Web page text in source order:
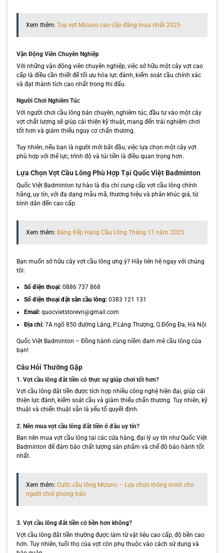
Xem thêm: Top vợt Mizuno cao cấp đáng mua nhất 2025
Vận Động Viên Chuyên Nghiệp
Với những vận động viên chuyên nghiệp, việc sở hữu một cây vợt cao
cấp là điều cần thiết để tối ưu hóa lực đánh, kiểm soát cầu chính xác
và đạt thành tích cao nhất trong thi đấu.
Người Chơi Nghiêm Túc
Với người chơi cầu lông bán chuyên, nghiêm túc, đầu tư vào một cây
vợt chất lượng sẽ giúp cải thiện kỹ thuật, mang đến trải nghiệm chơi
tốt hơn và giảm thiểu nguy cơ chấn thương.
Tuy nhiên, nếu bạn là người mới bắt đầu, việc lựa chọn một cây vợt
phù hợp với thể lực, trình độ và túi tiền là điều quan trọng hơn.
Lựa Chọn Vợt Cầu Lông Phù Hợp Tại Quốc Việt Badminton
Quốc Việt Badminton tự hào là địa chỉ cung cấp vợt cầu lông chính
hãng, uy tín, với đa dạng mẫu mã, thương hiệu và phân khúc giá, từ
bình dân đến cao cấp.
Xem thêm: Bảng Xếp Hạng Cầu Lông Tháng 11 năm 2025
Bạn muốn sở hữu cây vợt cầu lông ưng ý? Hãy liên hệ ngay với chúng
tôi:
Số điện thoại:0886 737 868
Số điện thoại đặt sân cầu lông:0383 121 131
Email:quocvietstorevn@gmail.com
Địa chỉ:7A ngõ 850 đường Láng, P.Láng Thượng, Q.Đống Đa, Hà Nội
Quốc Việt Badminton – Đồng hành cùng niềm đam mê cầu lông của
bạn!
Câu Hỏi Thường Gặp
1. Vợt cầu lông đắt tiền có thực sự giúp chơi tốt hơn?
Vợt cầu lông đắt tiền được tích hợp nhiều công nghệ hiện đại, giúp cải
thiện lực đánh, kiểm soát cầu và giảm thiểu chấn thương. Tuy nhiên, kỹ
thuật và chiến thuật vẫn là yếu tố quyết định.
2. Nên mua vợt cầu lông đắt tiền ở đâu uy tín?
Bạn nên mua vợt cầu lông tại các cửa hàng, đại lý uy tín như Quốc Việt
Badminton để đảm bảo chất lượng sản phẩm và chế độ bảo hành tốt
nhất.
Xem thêm: Cước cầu lông Mizuno – Lựa chọn thông minh cho
người chơi phong trào
3. Vợt cầu lông đắt tiền có bền hơn không?
Vợt cầu lông đắt tiền thường được làm từ vật liệu cao cấp, độ bền cao
hơn. Tuy nhiên, tuổi thọ của vợt còn phụ thuộc vào cách sử dụng và